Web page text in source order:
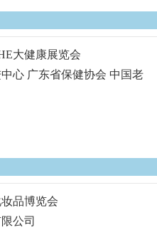
大健康展览会
心 广东省保健协会 中国老
品博览会
公司